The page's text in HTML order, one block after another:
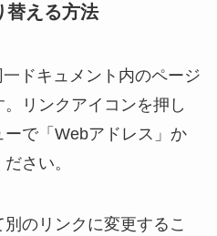
替える方法
ドキュメント内のページ
リンクアイコンを押し
で「Webアドレス」か
さい。
のリンクに変更するこ